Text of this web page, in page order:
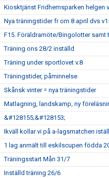
Kiosktjänst Fridhemsparken helgen
Nya träningstider fr om 8 april dvs
F15. Föräldramöte/Bingolotter samt
Träning ons 28/2 inställd
Träning under sportlovet v.8
Träningstider, påminnelse
Skånsk vinter = nya träningstider
Matlagning, landskamp, ny
&#128155;&#128153;
Ikväll kollar vi på a-lagsmatchen
1 lag anmält till eskilscupen födda
Träningsstart Mån 31/7
Inställd träning 26/6